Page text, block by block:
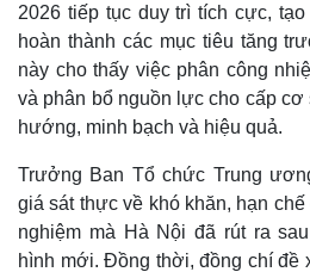
2026 tiếp tục duy trì tích cực,
hoàn thành các mục tiêu tăng
này cho thấy việc phân công
và phân bổ nguồn lực cho cấp
hướng, minh bạch và hiệu quả.
Trưởng Ban Tổ chức Trung
giá sát thực về khó khăn, hạn
nghiệm mà Hà Nội đã rút ra
hình mới. Đồng thời, đồng chí đề